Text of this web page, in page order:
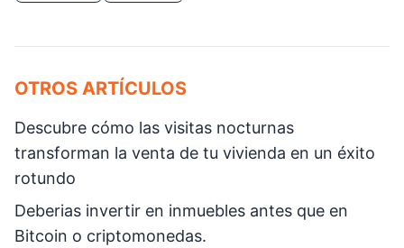
OTROS ARTÍCULOS
Descubre cómo las visitas nocturnas
transforman la venta de tu vivienda en un éxito
rotundo
Deberias invertir en inmuebles antes que en
Bitcoin o criptomonedas.